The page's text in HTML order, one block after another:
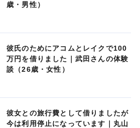
歳・男性）
彼氏のためにアコムとレイクで100
万円を借りました｜武田さんの体験
談（26歳・女性）
彼女との旅行費として借りましたが
今は利用停止になっています｜丸山